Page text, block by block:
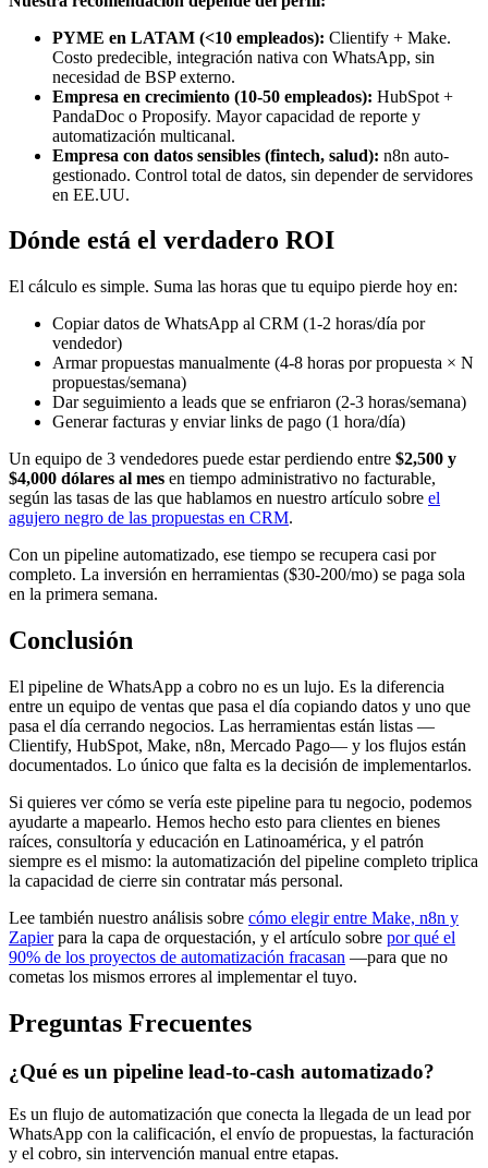
PYME en LATAM (<10 empleados): Clientify + Make.
Costo predecible, integración nativa con WhatsApp, sin
necesidad de BSP externo.
Empresa en crecimiento (10-50 empleados): HubSpot +
PandaDoc o Proposify. Mayor capacidad de reporte y
automatización multicanal.
Empresa con datos sensibles (fintech, salud): n8n auto-
gestionado. Control total de datos, sin depender de servidores
en EE.UU.
Dónde está el verdadero ROI
El cálculo es simple. Suma las horas que tu equipo pierde hoy en:
Copiar datos de WhatsApp al CRM (1-2 horas/día por
vendedor)
Armar propuestas manualmente (4-8 horas por propuesta × N
propuestas/semana)
Dar seguimiento a leads que se enfriaron (2-3 horas/semana)
Generar facturas y enviar links de pago (1 hora/día)
Un equipo de 3 vendedores puede estar perdiendo entre $2,500 y
$4,000 dólares al mes en tiempo administrativo no facturable,
según las tasas de las que hablamos en nuestro artículo sobre el
agujero negro de las propuestas en CRM.
Con un pipeline automatizado, ese tiempo se recupera casi por
completo. La inversión en herramientas ($30-200/mo) se paga sola
en la primera semana.
Conclusión
El pipeline de WhatsApp a cobro no es un lujo. Es la diferencia
entre un equipo de ventas que pasa el día copiando datos y uno que
pasa el día cerrando negocios. Las herramientas están listas —
Clientify, HubSpot, Make, n8n, Mercado Pago— y los flujos están
documentados. Lo único que falta es la decisión de implementarlos.
Si quieres ver cómo se vería este pipeline para tu negocio, podemos
ayudarte a mapearlo. Hemos hecho esto para clientes en bienes
raíces, consultoría y educación en Latinoamérica, y el patrón
siempre es el mismo: la automatización del pipeline completo triplica
la capacidad de cierre sin contratar más personal.
Lee también nuestro análisis sobre cómo elegir entre Make, n8n y
Zapierpara la capa de orquestación, y el artículo sobre por qué el
90% de los proyectos de automatización fracasan —para que no
cometas los mismos errores al implementar el tuyo.
Preguntas Frecuentes
¿Qué es un pipeline lead-to-cash automatizado?
Es un flujo de automatización que conecta la llegada de un lead por
WhatsApp con la calificación, el envío de propuestas, la facturación
y el cobro, sin intervención manual entre etapas.